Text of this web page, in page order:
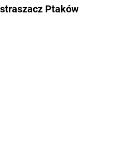
Ptaków